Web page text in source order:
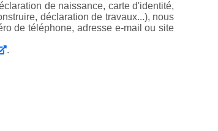
de naissance, carte d'identité,
déclaration de travaux...), nous
de téléphone, adresse e-mail ou site
.